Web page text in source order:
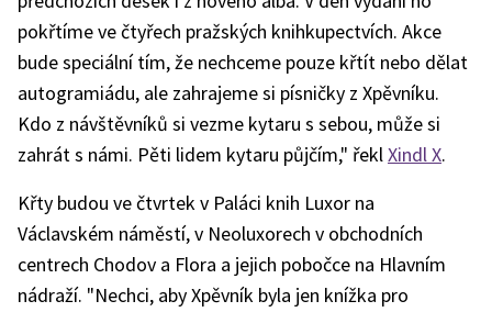
pokřtíme ve čtyřech pražských knihkupectvích. Akce
bude speciální tím, že nechceme pouze křtít nebo dělat
autogramiádu, ale zahrajeme si písničky z Xpěvníku.
Kdo z návštěvníků si vezme kytaru s sebou, může si
zahrát s námi. Pěti lidem kytaru půjčím," řeklXindl X.
Křty budou ve čtvrtek v Paláci knih Luxor na
Václavském náměstí, v Neoluxorech v obchodních
centrech Chodov a Flora a jejich pobočce na Hlavním
nádraží. "Nechci, aby Xpěvník byla jen knížka pro